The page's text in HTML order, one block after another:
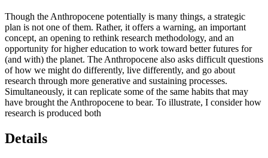
Though the Anthropocene potentially is many things, a strategic
plan is not one of them. Rather, it offers a warning, an important
concept, an opening to rethink research methodology, and an
opportunity for higher education to work toward better futures for
(and with) the planet. The Anthropocene also asks difficult questions
of how we might do differently, live differently, and go about
research through more generative and sustaining processes.
Simultaneously, it can replicate some of the same habits that may
have brought the Anthropocene to bear. To illustrate, I consider how
research is produced both
Details